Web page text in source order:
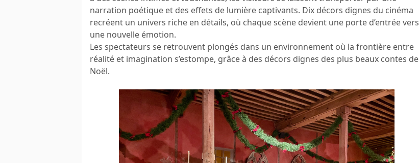
narration poétique et des effets de lumière captivants. Dix décors dignes du cinéma
recréent un univers riche en détails, où chaque scène devient une porte d’entrée vers
une nouvelle émotion.
Les spectateurs se retrouvent plongés dans un environnement où la frontière entre
réalité et imagination s’estompe, grâce à des décors dignes des plus beaux contes de
Noël.